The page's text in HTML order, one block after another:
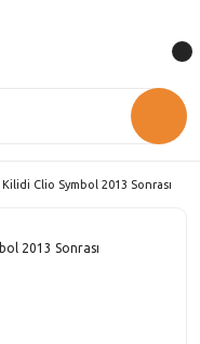
Clio Symbol 2013 Sonrası